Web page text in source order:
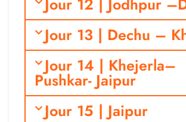
Jour 13 | Dechu –
Jour 14 | Khejerla–
Pushkar- Jaipur
Jour 15 | Jaipur